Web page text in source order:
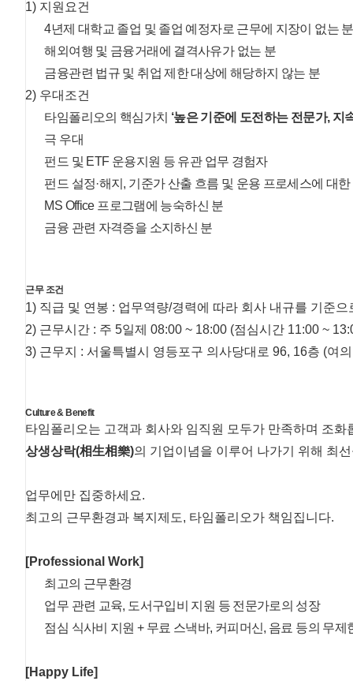
1) 지원요건
4년제 대학교 졸업 및 졸업 예정자로 근무에 지장이 없는 분
해외여행 및 금융거래에 결격사유가 없는 분
금융관련 법규 및 취업 제한 대상에 해당하지 않는 분
2) 우대조건
타임폴리오의 핵심가치 ‘높은 기준에 도전하는 전문가,
극 우대
펀드 및 ETF 운용지원 등 유관 업무 경험자
펀드 설정·해지, 기준가 산출 흐름 및 운용 프로세스에 대
MS Office 프로그램에 능숙하신 분
금융 관련 자격증을 소지하신 분
근무 조건
1) 직급 및 연봉 : 업무역량/경력에 따라 회사 내규를 기준으
2) 근무시간 : 주 5일제 08:00 ~ 18:00 (점심시간 11:00 ~
3) 근무지 : 서울특별시 영등포구 의사당대로 96, 16층 (여
Culture & Benefit
타임폴리오는 고객과 회사와 임직원 모두가 만족하며 조화
상생상락(相生相樂)의 기업이념을 이루어 나가기 위해 최
업무에만 집중하세요.
최고의 근무환경과 복지제도, 타임폴리오가 책임집니다.
[Professional Work]
최고의 근무환경
업무 관련 교육, 도서구입비 지원 등 전문가로의 성장
점심 식사비 지원 + 무료 스낵바, 커피머신, 음료 등의 무제
[Happy Life]